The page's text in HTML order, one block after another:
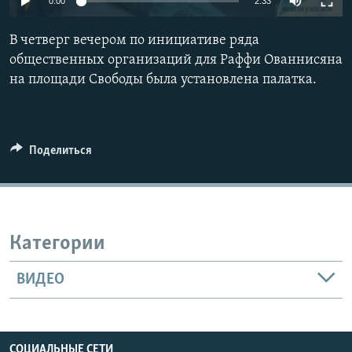
English
Русский
В четверг вечером по инициативе ряда
общественных организаций для Раффи Ованнисяна
на площади Свободы была установлена палатка.
Поделиться
Категории
ВИДЕО